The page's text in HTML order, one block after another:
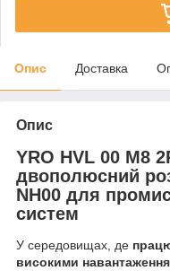
Опис Доставка
Опис
YRO HVL 00 M8
двополюсний
NH00 для
систем
У середовищах, де
високими